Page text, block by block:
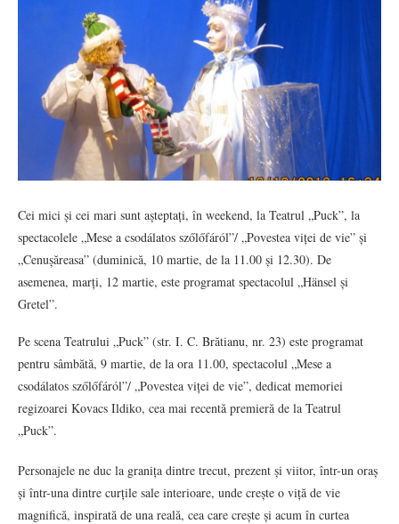
Cei mici și cei mari sunt așteptați, în weekend, la Teatrul „Puck”, la
spectacolele „Mese a csodálatos szőlőfáról”/ „Povestea viței de vie” și
„Cenușăreasa” (duminică, 10 martie, de la 11.00 și 12.30). De
asemenea, marți, 12 martie, este programat spectacolul „Hänsel și
Gretel”.
Pe scena Teatrului „Puck” (str. I. C. Brătianu, nr. 23) este programat
pentru sâmbătă, 9 martie, de la ora 11.00, spectacolul „Mese a
csodálatos szőlőfáról”/ „Povestea viței de vie”, dedicat memoriei
regizoarei Kovacs Ildiko, cea mai recentă premieră de la Teatrul
„Puck”.
Personajele ne duc la granița dintre trecut, prezent și viitor, într-un oraș
și într-una dintre curțile sale interioare, unde crește o viță de vie
magnifică, inspirată de una reală, cea care crește și acum în curtea